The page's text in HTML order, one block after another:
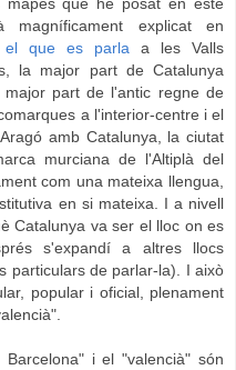
explicat en
el que es parla a les Valls
la major part de Catalunya
part de l'antic regne de
a l'interior-centre i el
amb Catalunya, la ciutat
murciana de l'Altiplà del
com una mateixa llengua,
en si mateixa. I a nivell
Catalunya va ser el lloc on es
s'expandí a altres llocs
particulars de parlar-la). I això
popular i oficial, plenament
i el "valencià" són